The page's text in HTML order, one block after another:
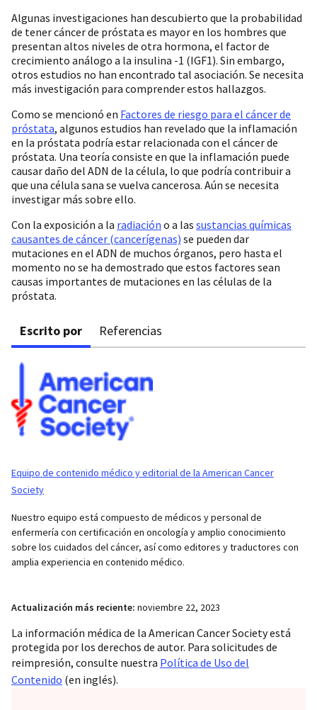
Algunas investigaciones han descubierto que la probabilidad
de tener cáncer de próstata es mayor en los hombres que
presentan altos niveles de otra hormona, el factor de
crecimiento análogo a la insulina -1 (IGF1). Sin embargo,
otros estudios no han encontrado tal asociación. Se necesita
más investigación para comprender estos hallazgos.
Como se mencionó en Factores de riesgo para el cáncer de
próstata, algunos estudios han revelado que la inflamación
en la próstata podría estar relacionada con el cáncer de
próstata. Una teoría consiste en que la inflamación puede
causar daño del ADN de la célula, lo que podría contribuir a
que una célula sana se vuelva cancerosa. Aún se necesita
investigar más sobre ello.
Con la exposición a la radiación o a las sustancias químicas
causantes de cáncer (cancerígenas) se pueden dar
mutaciones en el ADN de muchos órganos, pero hasta el
momento no se ha demostrado que estos factores sean
causas importantes de mutaciones en las células de la
próstata.
Escrito por Referencias
Equipo de contenido médico y editorial de la American Cancer
Society
Nuestro equipo está compuesto de médicos y personal de
enfermería con certificación en oncología y amplio conocimiento
sobre los cuidados del cáncer, así como editores y traductores con
amplia experiencia en contenido médico.
Actualización más reciente: noviembre 22, 2023
La información médica de la American Cancer Society está
protegida por los derechos de autor. Para solicitudes de
reimpresión, consulte nuestra Política de Uso del
Contenido (en inglés).